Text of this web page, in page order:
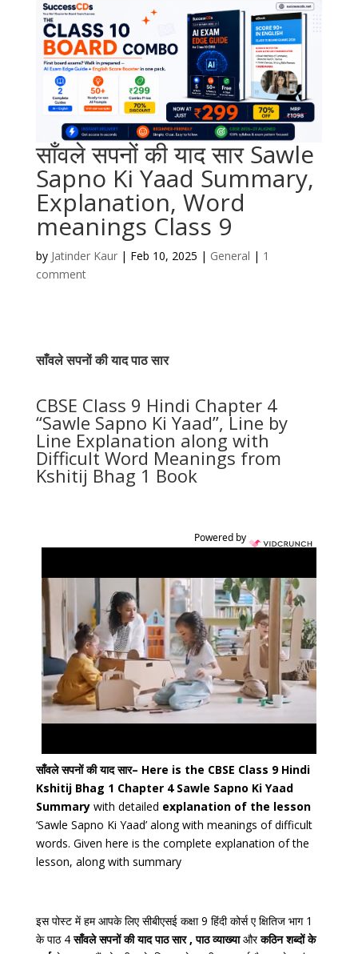
साँवले सपनों की याद सार Sawle
Sapno Ki Yaad Summary,
Explanation, Word
meanings Class 9
by Jatinder Kaur| Feb 10, 2025 | General | 1
comment
साँवले सपनों की याद पाठ सार
CBSE Class 9 Hindi Chapter 4
“Sawle Sapno Ki Yaad”, Line by
Line Explanation along with
Difficult Word Meanings from
Kshitij Bhag 1 Book
Powered by
साँवले सपनों की याद सार– Here is the CBSE Class 9 Hindi
Kshitij Bhag 1 Chapter 4 Sawle Sapno Ki Yaad
Summarywith detailed explanation of the lesson
‘Sawle Sapno Ki Yaad’ along with meanings of difficult
words. Given here is the complete explanation of the
lesson, along with summary
इस पोस्ट में हम आपके लिए सीबीएसई कक्षा 9 हिंदी कोर्स ए क्षितिज भाग 1
के पाठ 4साँवले सपनों की याद पाठ सार , पाठ व्याख्याऔरकठिन शब्दों के